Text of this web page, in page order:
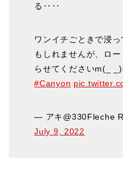
る‥‥
ワンイチごときで浸
もしれませんが、ロ
らせてくださいm(_
#Canyon
— アキ@330Fleche
July 9, 2022